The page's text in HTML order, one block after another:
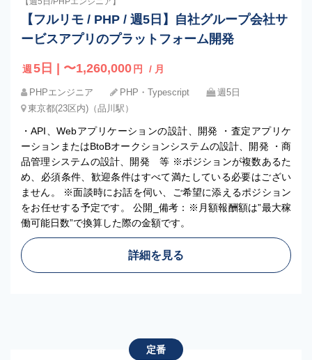
【フルリモ / PHP / 週5日】自社グループ会社サ
ービスアプリのプラットフォーム開発
週 5日 | 〜1,260,000 円 / 月
PHPエンジニア PHP・Typescript
週5日
東京都(23区内)（品川駅）
・API、Webアプリケーションの設計、開発 ・査定アプリケ
ーションまたはBtoBオークションシステムの設計、開発 ・商
品管理システムの設計、開発 等 ※ポジションが複数あるた
め、必須条件、歓迎条件はすべて満たしている必要はござい
ません。 ※面談時にお話を伺い、ご希望に添えるポジション
をお任せする予定です。 公開_備考：※月額報酬額は”最大稼
働可能日数”で換算した際の金額です。
詳細を見る
定番